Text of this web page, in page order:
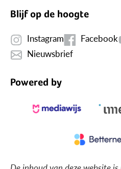
Blijf op de hoogte
Instagram Facebook
Nieuwsbrief
Powered by